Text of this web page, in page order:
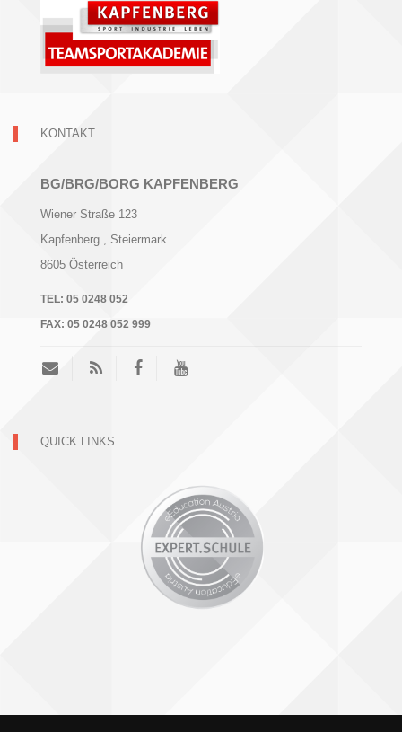
KONTAKT
BG/BRG/BORG KAPFENBERG
Wiener Straße 123
Kapfenberg
, Steiermark
8605 Österreich
TEL: 05 0248 052
FAX: 05 0248 052 999
QUICK LINKS